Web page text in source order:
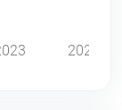
2024